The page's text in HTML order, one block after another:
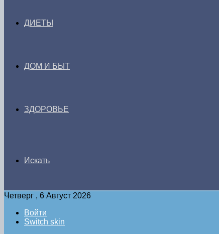
ДИЕТЫ
ДОМ И БЫТ
ЗДОРОВЬЕ
Искать
Четверг , 6 Август 2026
Войти
Switch skin